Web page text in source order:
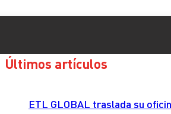
Últimos artículos
ETL GLOBAL traslada su